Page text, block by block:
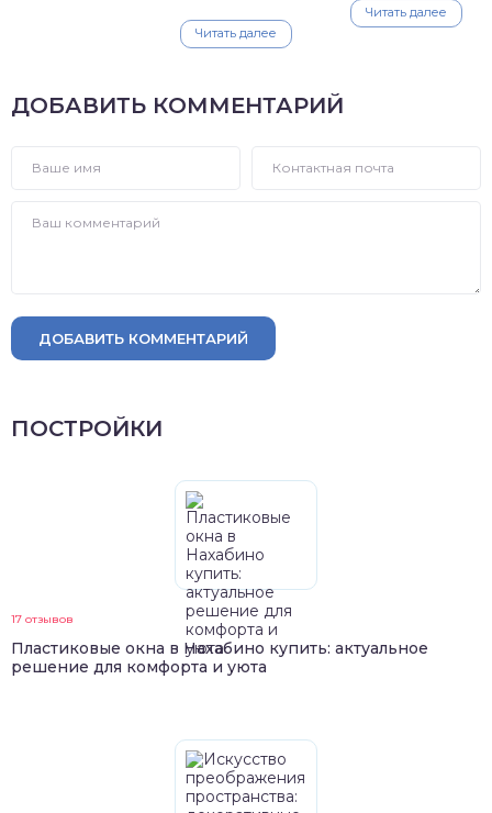
Читать далее
Читать далее
ДОБАВИТЬ КОММЕНТАРИЙ
ДОБАВИТЬ КОММЕНТАРИЙ
ПОСТРОЙКИ
17 отзывов
Пластиковые окна в Нахабино купить: актуальное
решение для комфорта и уюта